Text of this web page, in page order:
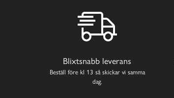
Blixtsnabb leverans
Beställ före kl 13 så skickar vi samma
dag.